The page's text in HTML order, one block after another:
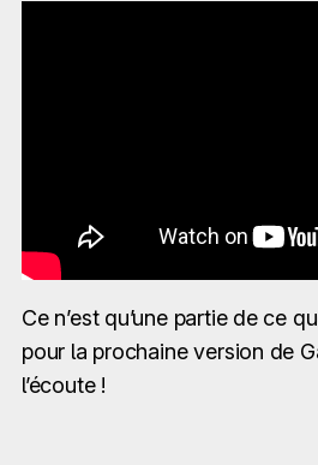
Ce n’est qu’une partie de ce
pour la prochaine version de
l’écoute !